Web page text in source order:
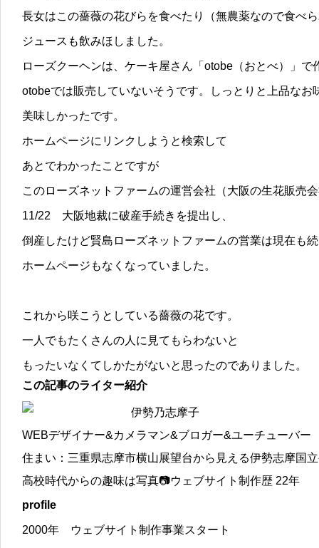
長女はこの薔薇の花びらを食べたり（無農薬なので食べ
ジュースも飲みほしました。
ローズクーヘンは、ケーキ屋さん「otobe（おとべ）」で
otobeでは販売していないそうです。しっとりと上品なお
美味しかったです。
ホームページにリンクしようと検索して
あとでわかったことですが
このローズネットファームの運営会社（大阪の生花販売
11/22 大阪地裁に破産手続きを提出し、
倒産したけど賢島ローズネットファームの営業は現在も
ホームページもなくなっていました。
これから咲こうとしている薔薇の花です。
一人でもたくさんの人に見てもらわないと
もったいなくてしかたがないと思ったのでありました。
この記事のライター紹介
伊勢乃志摩子
WEBデザイナー&カメラマン&ブロガー&ユーチューバー
住まい：三重県志摩市横山展望台から見える伊勢志摩国
高校時代からの趣味は写真📷ウェブサイト制作歴 22年
profile
2000年 ウェブサイト制作事業スタート